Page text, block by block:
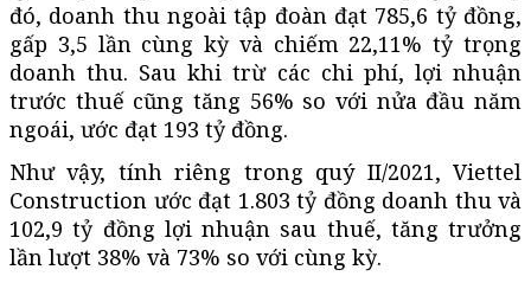
đó, doanh thu ngoài tập đoàn đạt 785,6 tỷ đồng,
gấp 3,5 lần cùng kỳ và chiếm 22,11% tỷ trọng
doanh thu. Sau khi trừ các chi phí, lợi nhuận
trước thuế cũng tăng 56% so với nửa đầu năm
ngoái, ước đạt 193 tỷ đồng.
Như vậy, tính riêng trong quý II/2021, Viettel
Construction ước đạt 1.803 tỷ đồng doanh thu và
102,9 tỷ đồng lợi nhuận sau thuế, tăng trưởng
lần lượt 38% và 73% so với cùng kỳ.